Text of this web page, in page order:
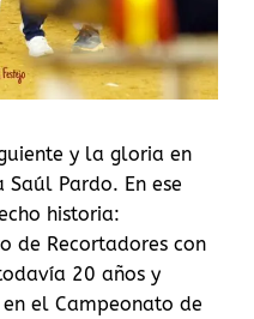
y la gloria en
Pardo. En ese
historia:
de Recortadores con
20 años y
el Campeonato de